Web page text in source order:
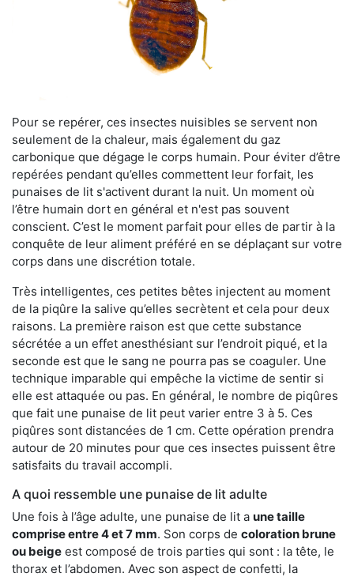
Pour se repérer, ces insectes nuisibles se servent non
seulement de la chaleur, mais également du gaz
carbonique que dégage le corps humain. Pour éviter d’être
repérées pendant qu’elles commettent leur forfait, les
punaises de lit s'activent durant la nuit. Un moment où
l’être humain dort en général et n'est pas souvent
conscient. C’est le moment parfait pour elles de partir à la
conquête de leur aliment préféré en se déplaçant sur votre
corps dans une discrétion totale.
Très intelligentes, ces petites bêtes injectent au moment
de la piqûre la salive qu’elles secrètent et cela pour deux
raisons. La première raison est que cette substance
sécrétée a un effet anesthésiant sur l’endroit piqué, et la
seconde est que le sang ne pourra pas se coaguler. Une
technique imparable qui empêche la victime de sentir si
elle est attaquée ou pas. En général, le nombre de piqûres
que fait une punaise de lit peut varier entre 3 à 5. Ces
piqûres sont distancées de 1 cm. Cette opération prendra
autour de 20 minutes pour que ces insectes puissent être
satisfaits du travail accompli.
A quoi ressemble une punaise de lit adulte
Une fois à l’âge adulte, une punaise de lit a une taille
comprise entre 4 et 7 mm. Son corps de coloration brune
ou beige est composé de trois parties qui sont : la tête, le
thorax et l’abdomen. Avec son aspect de confetti, la